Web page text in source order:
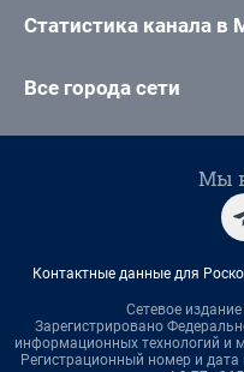
Статистика канала в
Все города сети
Мы
Контактные данные для
Сетевое
Зарегистрировано
информационных технологий и
Регистрационный номер и